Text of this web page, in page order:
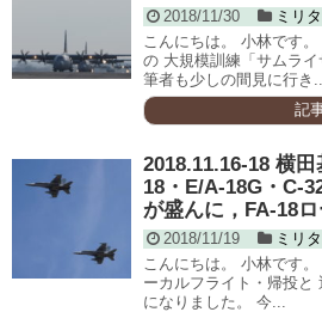
2018/11/30
ミリ
こんにちは。 小林です
の 大規模訓練「サムライ
筆者も少しの間見に行き...
記
2018.11.16-18 横
18・E/A-18G・C-
が盛んに，FA-18
2018/11/19
ミリ
こんにちは。 小林です
ーカルフライト・帰投と
になりました。 今...